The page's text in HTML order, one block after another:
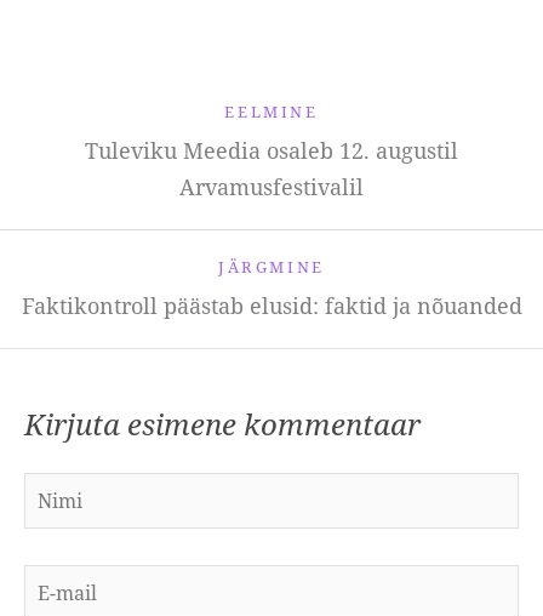
EELMINE
Tuleviku Meedia osaleb 12. augustil
Arvamusfestivalil
JÄRGMINE
Faktikontroll päästab elusid: faktid ja nõuanded
Kirjuta esimene kommentaar